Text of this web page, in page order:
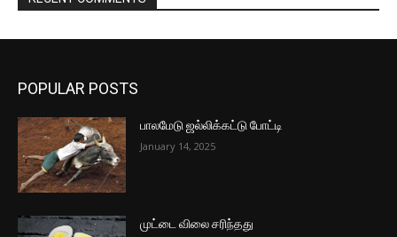
POPULAR POSTS
பாலமேடு ஜல்லிக்கட்டு போட்டி
January 14, 2025
முட்டை விலை சரிந்தது